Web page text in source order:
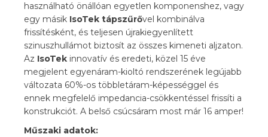
használható önállóan egyetlen komponenshez, vagy
egy másik IsoTek tápszűrővel kombinálva
frissítésként, és teljesen újrakiegyenlített
szinuszhullámot biztosít az összes kimeneti aljzaton.
Az IsoTek innovatív és eredeti, közel 15 éve
megjelent egyenáram-kioltó rendszerének legújabb
változata 60%-os többletáram-képességgel és
ennek megfelelő impedancia-csökkentéssel frissíti a
konstrukciót. A belső csúcsáram most már 16 amper!
Műszaki adatok: